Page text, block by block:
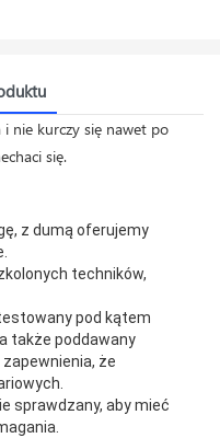
nie kurczy się nawet po
się.
z dumą oferujemy
techników,
pod kątem
także poddawany
że
sprawdzany, aby mieć